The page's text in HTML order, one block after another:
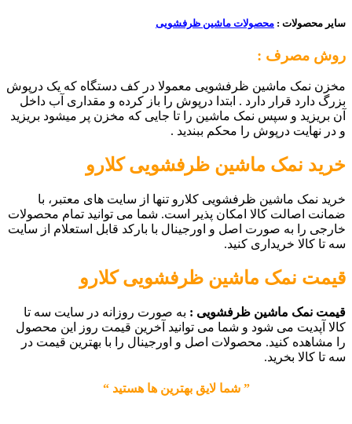
سایر محصولات : محصولات ماشین ظرفشویی
روش مصرف :
مخزن نمک ماشین ظرفشویی معمولا در کف دستگاه که یک درپوش
بزرگ دارد قرار دارد . ابتدا درپوش را باز کرده و مقداری آب داخل
آن بریزید و سپس نمک ماشین را تا جایی که مخزن پر میشود بریزید
و در نهایت درپوش را محکم ببندید .
خرید نمک ماشین ظرفشویی کلارو
خرید نمک ماشین ظرفشویی کلارو تنها از سایت های معتبر، با
ضمانت اصالت کالا امکان پذیر است. شما می توانید تمام محصولات
خارجی را به صورت اصل و اورجینال با بارکد قابل استعلام از سایت
سه تا کالا خریداری کنید.
قیمت نمک ماشین ظرفشویی کلارو
قیمت نمک ماشین ظرفشویی : به صورت روزانه در سایت سه تا
کالا آپدیت می شود و شما می توانید آخرین قیمت روز این محصول
را مشاهده کنید. محصولات اصل و اورجینال را با بهترین قیمت در
سه تا کالا بخرید.
” شما لایق بهترین ها هستید “